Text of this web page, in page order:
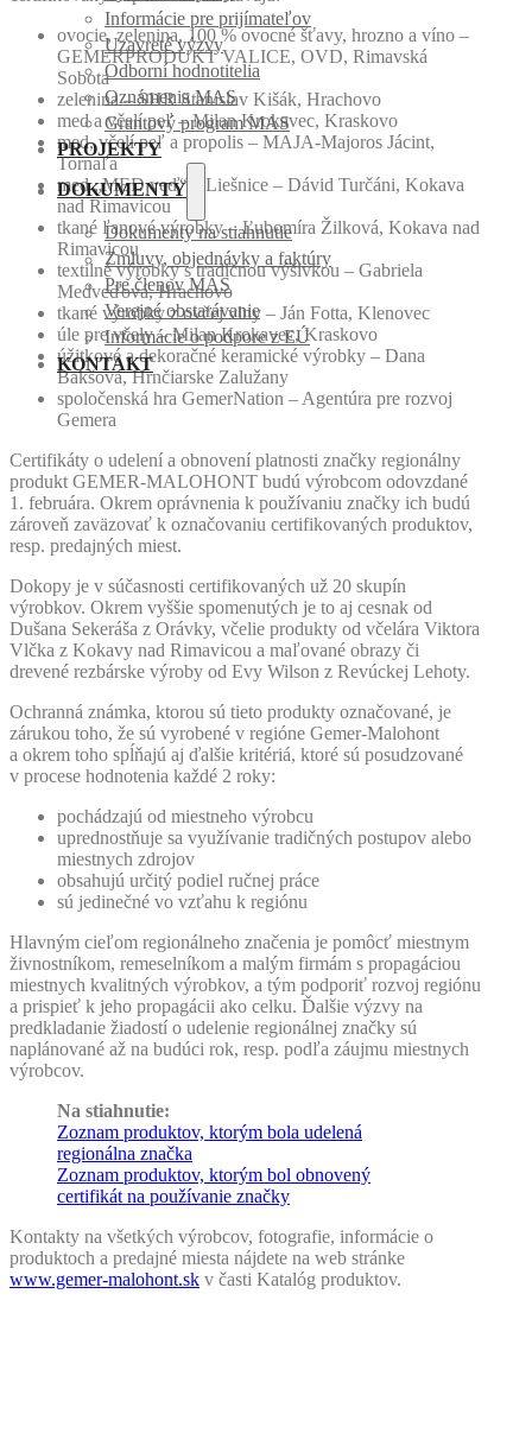
Informácie pre prijímateľov
Uzavreté výzvy
Odborní hodnotitelia
Oznámenia MAS
Grantový program MAS
PROJEKTY
DOKUMENTY
Dokumenty na stiahnutie
Zmluvy, objednávky a faktúry
Pre členov MAS
Verejné obstarávanie
Informácie o podpore z EÚ
KONTAKT
ovocie, zelenina, 100 % ovocné šťavy, hrozno a víno –
GEMERPRODUKT VALICE, OVD, Rimavská
Sobota
zelenina – SHR Stanislav Kišák, Hrachovo
med a včelí peľ – Milan Krokavec, Kraskovo
med, včelí peľ a propolis – MAJA-Majoros Jácint,
Tornaľa
med „MED veď“ z Liešnice – Dávid Turčáni, Kokava
nad Rimavicou
tkané ľanové výrobky – Ľubomíra Žilková, Kokava nad
Rimavicou
textilné výrobky s tradičnou výšivkou – Gabriela
Medveďová, Hrachovo
tkané výrobky z ovčej vlny – Ján Fotta, Klenovec
úle pre včely – Milan Krokavec, Kraskovo
úžitkové a dekoračné keramické výrobky – Dana
Bakšová, Hrnčiarske Zalužany
spoločenská hra GemerNation – Agentúra pre rozvoj
Gemera
Certifikáty o udelení a obnovení platnosti značky regionálny
produkt GEMER-MALOHONT budú výrobcom odovzdané
1. februára. Okrem oprávnenia k používaniu značky ich budú
zároveň zaväzovať k označovaniu certifikovaných produktov,
resp. predajných miest.
Dokopy je v súčasnosti certifikovaných už 20 skupín
výrobkov. Okrem vyššie spomenutých je to aj cesnak od
Dušana Sekeráša z Orávky, včelie produkty od včelára Viktora
Vlčka z Kokavy nad Rimavicou a maľované obrazy či
drevené rezbárske výroby od Evy Wilson z Revúckej Lehoty.
Ochranná známka, ktorou sú tieto produkty označované, je
zárukou toho, že sú vyrobené v regióne Gemer-Malohont
a okrem toho spĺňajú aj ďalšie kritériá, ktoré sú posudzované
v procese hodnotenia každé 2 roky:
pochádzajú od miestneho výrobcu
uprednostňuje sa využívanie tradičných postupov alebo
miestnych zdrojov
obsahujú určitý podiel ručnej práce
sú jedinečné vo vzťahu k regiónu
Hlavným cieľom regionálneho značenia je pomôcť miestnym
živnostníkom, remeselníkom a malým firmám s propagáciou
miestnych kvalitných výrobkov, a tým podporiť rozvoj regiónu
a prispieť k jeho propagácii ako celku. Ďalšie výzvy na
predkladanie žiadostí o udelenie regionálnej značky sú
naplánované až na budúci rok, resp. podľa záujmu miestnych
výrobcov.
Na stiahnutie:
Zoznam produktov, ktorým bola udelená
regionálna značka
Zoznam produktov, ktorým bol obnovený
certifikát na používanie značky
Kontakty na všetkých výrobcov, fotografie, informácie o
produktoch a predajné miesta nájdete na web stránke
www.gemer-malohont.sk v časti Katalóg produktov.